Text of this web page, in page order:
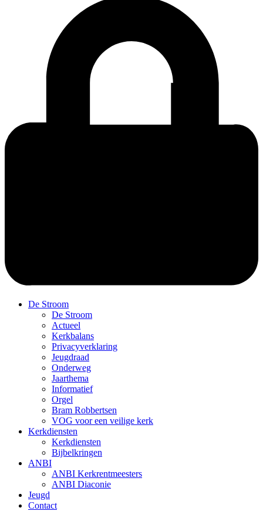
De Stroom
De Stroom
Actueel
Kerkbalans
Privacyverklaring
Jeugdraad
Onderweg
Jaarthema
Informatief
Orgel
Bram Robbertsen
VOG voor een veilige kerk
Kerkdiensten
Kerkdiensten
Bijbelkringen
ANBI
ANBI Kerkrentmeesters
ANBI Diaconie
Jeugd
Contact